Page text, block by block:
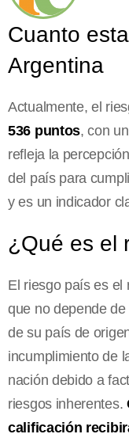
Cuanto
Argentina
Actualmente, el
536 puntos, con
refleja la
del país para
y es un indicador
¿Qué es el
El riesgo país es el
que no depende
de su país de
incumplimiento de
nación debido a
riesgos inherentes.
calificación